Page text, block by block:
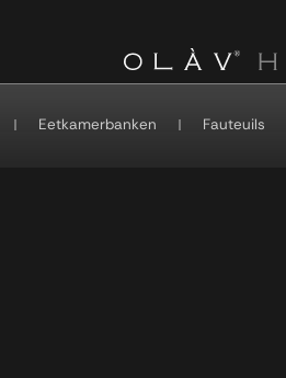
Eetkamerbanken Fauteuils